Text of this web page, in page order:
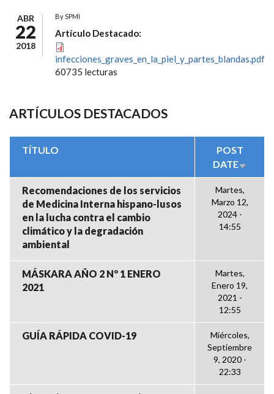
ABR
22
2018
BySPMI
Artículo Destacado:
infecciones_graves_en_la_piel_y_partes_blandas.pdf
60735 lecturas
ARTÍCULOS DESTACADOS
TÍTULO
POST
DATE
Recomendaciones de los servicios
de Medicina Interna hispano-lusos
en la lucha contra el cambio
climático y la degradación
ambiental
Martes,
Marzo 12,
2024 -
14:55
MÁSKARA AÑO 2 Nº 1 ENERO
2021
Martes,
Enero 19,
2021 -
12:55
GUÍA RÁPIDA COVID-19
Miércoles,
Septiembre
9, 2020 -
22:33